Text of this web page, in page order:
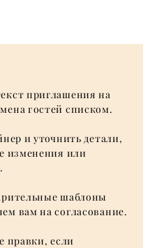
приглашения на
гостей списком.
и уточнить детали,
изменения или
шаблоны
вам на согласование.
правки, если